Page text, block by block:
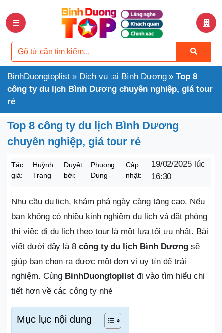
BinhDuongtoplist » Dịch vụ tại Bình Dương » Top 8
công ty du lịch Bình Dương chuyên nghiệp, giá tour
rẻ
Top 8 công ty du lịch Bình Dương
chuyên nghiệp, giá tour rẻ
Tác
giả:
Huỳnh
Trang
Duyệt
bởi:
Phuong
Dung
Cập
nhật:
19/02/2025 lúc
16:30
Nhu cầu du lịch, khám phá ngày càng tăng cao. Nếu
bạn không có nhiều kinh nghiệm du lịch và đặt phòng
thì việc đi du lịch theo tour là một lựa tối ưu nhất. Bài
viết dưới đây là 8 công ty du lịch Bình Dương sẽ
giúp bạn chọn ra được một đơn vị uy tín để trải
nghiệm. Cùng BinhDuongtoplist đi vào tìm hiểu chi
tiết hơn về các công ty nhé
Mục lục nội dung